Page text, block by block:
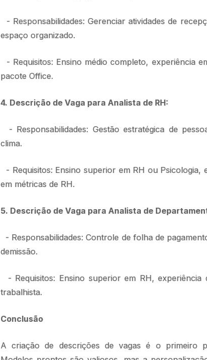
- Responsabilidades: Gerenciar atividades de
espaço organizado.
- Requisitos: Ensino médio completo, experiência
pacote Office.
4. Descrição de Vaga para Analista de RH:
- Responsabilidades: Gestão estratégica de
clima.
- Requisitos: Ensino superior em RH ou
em métricas de RH.
5. Descrição de Vaga para Analista de
- Responsabilidades: Controle de folha de
demissão.
- Requisitos: Ensino superior em RH,
trabalhista.
Conclusão
A criação de descrições de vagas é o primeiro